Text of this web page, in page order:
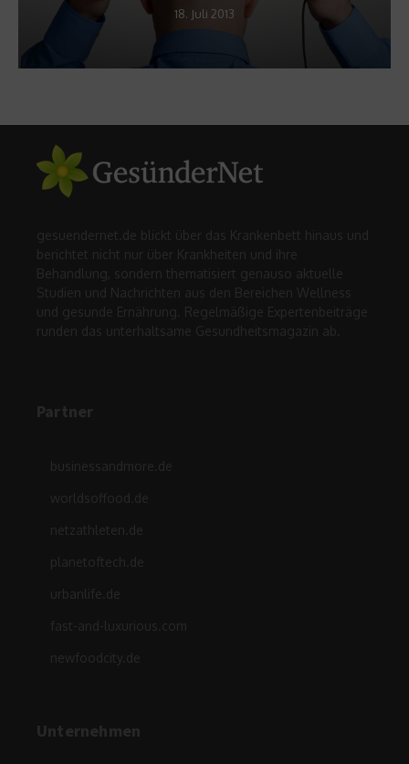
18. Juli 2013
gesuendernet.de blickt über das Krankenbett hinaus und
berichtet nicht nur über Krankheiten und ihre
Behandlung, sondern thematisiert genauso aktuelle
Studien und Nachrichten aus den Bereichen Wellness
und gesunde Ernährung. Regelmäßige Expertenbeiträge
runden das unterhaltsame Gesundheitsmagazin ab.
Partner
businessandmore.de
worldsoffood.de
netzathleten.de
planetoftech.de
urbanlife.de
fast-and-luxurious.com
newfoodcity.de
Unternehmen